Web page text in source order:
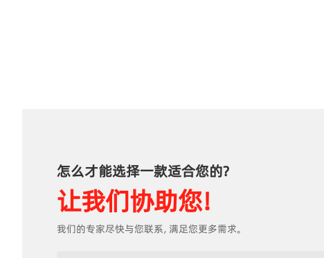
怎么才能选择一款适合您的？
让我们协助您！
我们的专家尽快与您联系，满足您更多需求。